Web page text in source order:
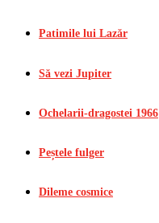
Patimile lui Lazăr
Să vezi Jupiter
Ochelarii-dragostei 1966
Peștele fulger
Dileme cosmice